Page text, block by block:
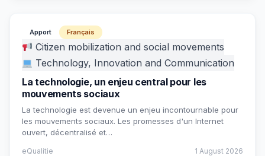
Apport Français
Citizen mobilization and social movements
Technology, Innovation and Communication
La technologie, un enjeu central pour les
mouvements sociaux
La technologie est devenue un enjeu incontournable pour
les mouvements sociaux. Les promesses d'un Internet
ouvert, décentralisé et…
eQualitie 1 August 2026